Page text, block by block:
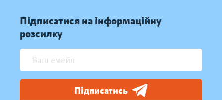
Підписатися на інформаційну
розсилку
Підписатись